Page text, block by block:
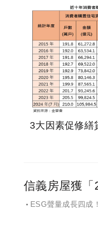
3大因素促修繕
信義房屋獲
ESG聲量成長四成